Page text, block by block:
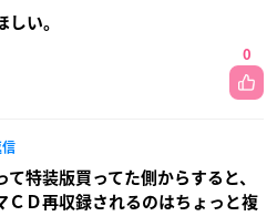
い。
0
信
特装版買ってた側からすると、
ＣＤ再収録されるのはちょっと複